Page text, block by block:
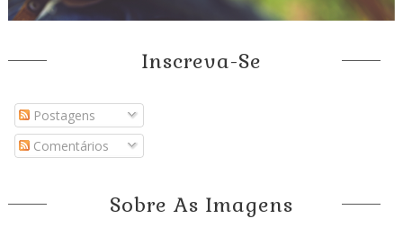
Inscreva-Se
Postagens
Comentários
Sobre As Imagens